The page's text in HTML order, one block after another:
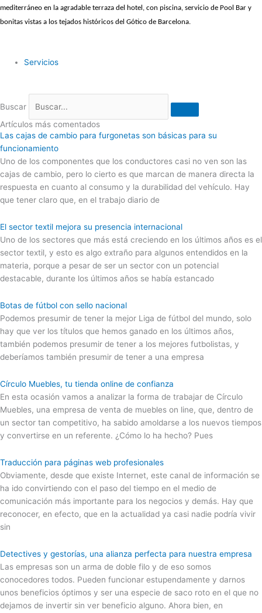
mediterráneo en la agradable terraza del hotel, con piscina, servicio de Pool Bar y
bonitas vistas a los tejados históricos del Gótico de Barcelona.
Servicios
Buscar
Artículos más comentados
Las cajas de cambio para furgonetas son básicas para su
funcionamiento
Uno de los componentes que los conductores casi no ven son las
cajas de cambio, pero lo cierto es que marcan de manera directa la
respuesta en cuanto al consumo y la durabilidad del vehículo. Hay
que tener claro que, en el trabajo diario de
El sector textil mejora su presencia internacional
Uno de los sectores que más está creciendo en los últimos años es el
sector textil, y esto es algo extraño para algunos entendidos en la
materia, porque a pesar de ser un sector con un potencial
destacable, durante los últimos años se había estancado
Botas de fútbol con sello nacional
Podemos presumir de tener la mejor Liga de fútbol del mundo, solo
hay que ver los títulos que hemos ganado en los últimos años,
también podemos presumir de tener a los mejores futbolistas, y
deberíamos también presumir de tener a una empresa
Círculo Muebles, tu tienda online de confianza
En esta ocasión vamos a analizar la forma de trabajar de Círculo
Muebles, una empresa de venta de muebles on line, que, dentro de
un sector tan competitivo, ha sabido amoldarse a los nuevos tiempos
y convertirse en un referente. ¿Cómo lo ha hecho? Pues
Traducción para páginas web profesionales
Obviamente, desde que existe Internet, este canal de información se
ha ido convirtiendo con el paso del tiempo en el medio de
comunicación más importante para los negocios y demás. Hay que
reconocer, en efecto, que en la actualidad ya casi nadie podría vivir
sin
Detectives y gestorías, una alianza perfecta para nuestra empresa
Las empresas son un arma de doble filo y de eso somos
conocedores todos. Pueden funcionar estupendamente y darnos
unos beneficios óptimos y ser una especie de saco roto en el que no
dejamos de invertir sin ver beneficio alguno. Ahora bien, en